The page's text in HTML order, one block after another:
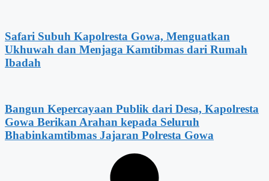
Safari Subuh Kapolresta Gowa, Menguatkan
Ukhuwah dan Menjaga Kamtibmas dari Rumah
Ibadah
Bangun Kepercayaan Publik dari Desa, Kapolresta
Gowa Berikan Arahan kepada Seluruh
Bhabinkamtibmas Jajaran Polresta Gowa